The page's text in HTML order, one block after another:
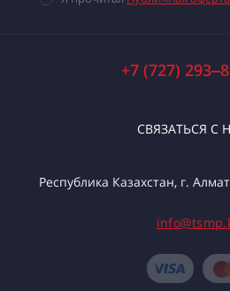
+7 (727)
СВЯЗАТЬСЯ С
Республика Казахстан, г.